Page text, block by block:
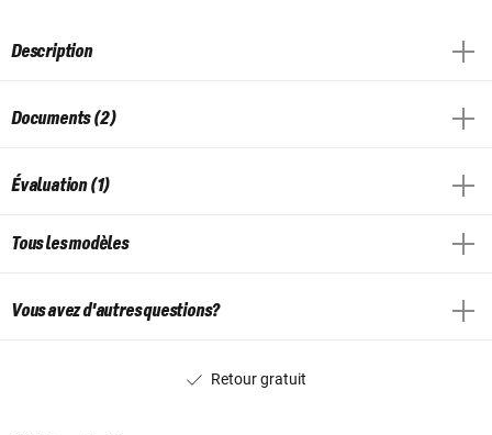
Description
Documents (2)
Évaluation (1)
Tous les modèles
Vous avez d'autres questions?
Retour gratuit